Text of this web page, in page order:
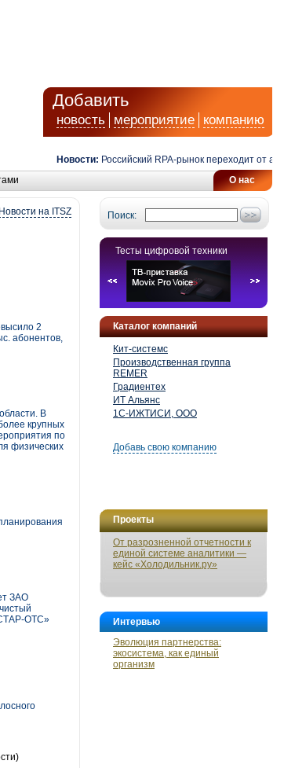
Добавить
новость мероприятие компанию
Новости: Российский RPA-рынок переходит от
О нас
Поиск:
Тесты цифровой техники
Каталог компаний
Кит-системс
Производственная группа
REMER
Градиентех
ИТ Альянс
1С-ИЖТИСИ, ООО
Добавь свою компанию
Проекты
От разрозненной отчетности к
единой системе аналитики —
кейс «Холодильник.ру»
Интервью
Эволюция партнерства:
экосистема, как единый
организм
Новости на ITSZ
2
абонентов,
В
крупных
по
физических
ЗАО
ОТС»